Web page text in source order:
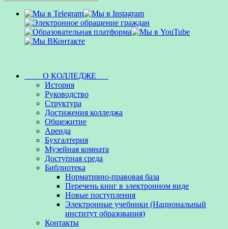
О КОЛЛЕДЖЕ
История
Руководство
Структура
Достижения колледжа
Общежитие
Аренда
Бухгалтерия
Музейная комната
Доступная среда
Библиотека
Нормативно-правовая база
Перечень книг в электронном виде
Новые поступления
Электронные учебники (Национальный
институт образования)
Контакты